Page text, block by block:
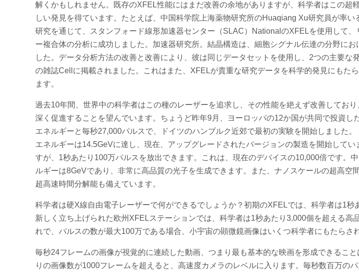
解くかもしれません。既存のXFEL性能にはまだ改善の余地がありますが、科学者はこの超
しい発見を得ています。たとえば、中国科学院上海薬物研究所のHuaqiang Xu研究員が率い
研究を通じて、スタンフォード線形加速器センター（SLAC）NationalのXFELを使用して
ー複合体の分析に成功しました。加速器研究所。結晶構造は、細胞シグナル伝達の分野にお
した。データ分析方法の改善と改善により、彼は同じデータセットを使用し、2つの主要な
の雑誌Cellに掲載されました。これはまた、XFELが貴重な研究データを科学的発見にもた
ます。
過去10年間、世界中の科学者はこの種のレーザーを追求し、その性能を絶えず改善してお
深く促進することを望んでいます。ちょうど昨年9月、ヨーロッパの12か国が共同で投資し
エネルギーと毎秒27,000パルスで、ドイツのハンブルク近郊で最初の実験を開始しました
エネルギーは14.5GeVに達し、現在、アップグレードされたバージョンの製造を開始して
すが、1秒あたり100万パルスを放出できます。これは、現在のデバイスの10,000倍です。
ルギーは8GeVであり、非常に高品質の光子を生成できます。また、ナノスケールの超高空
超高速時間分解能も備えています。
科学者は硬X線自由電子レーザーで何ができるでしょうか？初期のXFELでは、科学者は1秒
新しく立ち上げられた欧州XFELステーションでは、科学者は1秒あたり3,000個を超える高
れで、パルスの数が最大100万である場合、小宇宙の顕微鏡画像はいくつ科学者にもたらさ
毎秒24フレームの画像が視覚的に連続した動画、つまり最も基本的な映画を形成できるこ
りの画像数が1000フレームを超えると、高速度カメラのレベルに入ります。毎秒数百万の